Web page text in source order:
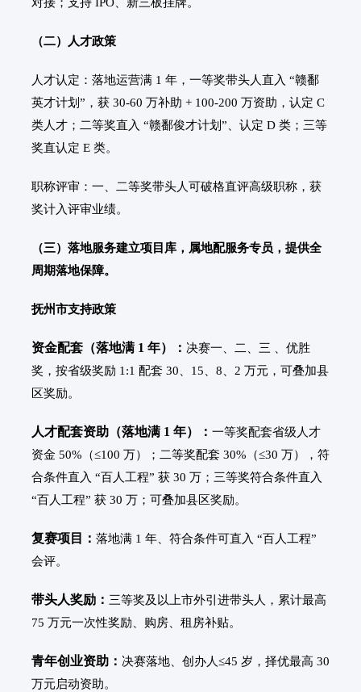
对接；支持 IPO、新三板挂牌。
（二）人才政策
人才认定：落地运营满 1 年，一等奖带头人直入 “赣鄱
英才计划”，获 30-60 万补助 + 100-200 万资助，认定 C
类人才；二等奖直入 “赣鄱俊才计划”、认定 D 类；三等
奖直认定 E 类。
职称评审：一、二等奖带头人可破格直评高级职称，获
奖计入评审业绩。
（三）落地服务建立项目库，属地配服务专员，提供全
周期落地保障。
抚州市支持政策
资金配套（落地满 1 年）： 决赛一、二、三 、优胜
奖，按省级奖励 1:1 配套 30、15、8、2 万元，可叠加县
区奖励。
人才配套资助（落地满 1 年）： 一等奖配套省级人才
资金 50%（≤100 万）；二等奖配套 30%（≤30 万），符
合条件直入 “百人工程” 获 30 万；三等奖符合条件直入
“百人工程” 获 30 万；可叠加县区奖励。
复赛项目： 落地满 1 年、符合条件可直入 “百人工程”
会评。
带头人奖励： 三等奖及以上市外引进带头人，累计最高
75 万元一次性奖励、购房、租房补贴。
青年创业资助： 决赛落地、创办人≤45 岁，择优最高 30
万元启动资助。